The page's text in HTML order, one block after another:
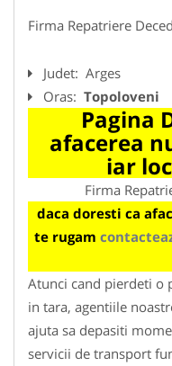
Firma Repatriere
Judet: Arges
Oras: Topoloveni
Pagina
afacerea
iar
Firma
daca doresti ca
te rugam
Atunci cand pierdeti o
in tara, agentiile
ajuta sa depasiti
servicii de transport